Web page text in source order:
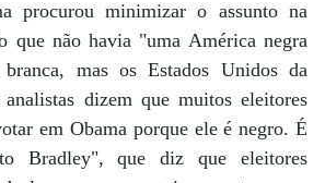
procurou minimizar o assunto na
que não havia "uma América negra
mas os Estados Unidos da
dizem que muitos eleitores
em Obama porque ele é negro. É
Bradley", que diz que eleitores